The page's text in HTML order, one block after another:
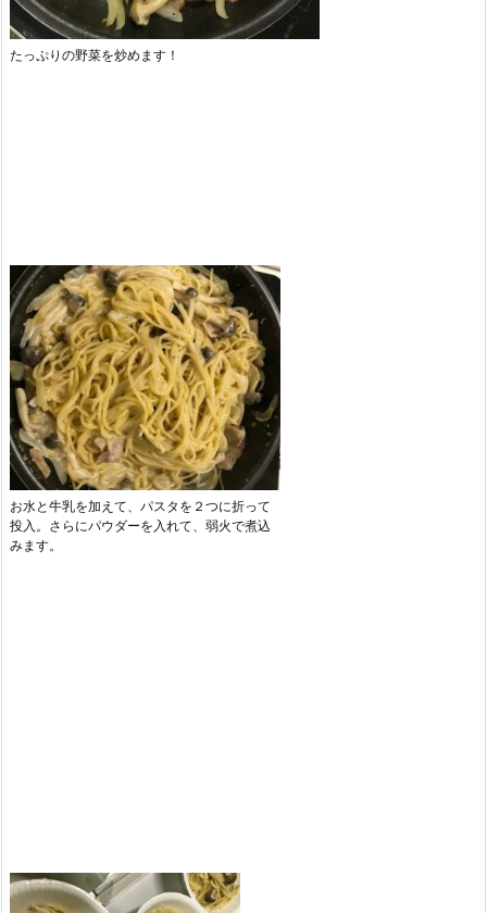
たっぷりの野菜を炒めます！
お水と牛乳を加えて、パスタを２つに折って
投入。さらにパウダーを入れて、弱火で煮込
みます。